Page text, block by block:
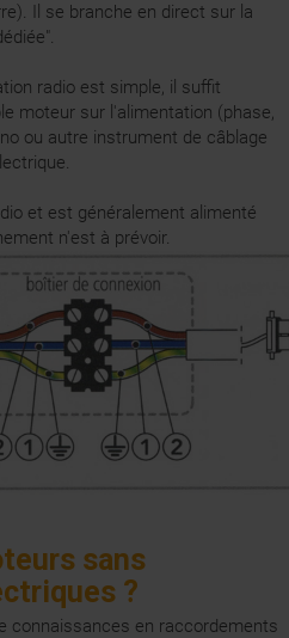
Il se branche en direct sur la
radio est simple, il suffit
moteur sur l'alimentation (phase,
ou autre instrument de câblage
et est généralement alimenté
n'est à prévoir.
sans
?
connaissances en raccordements